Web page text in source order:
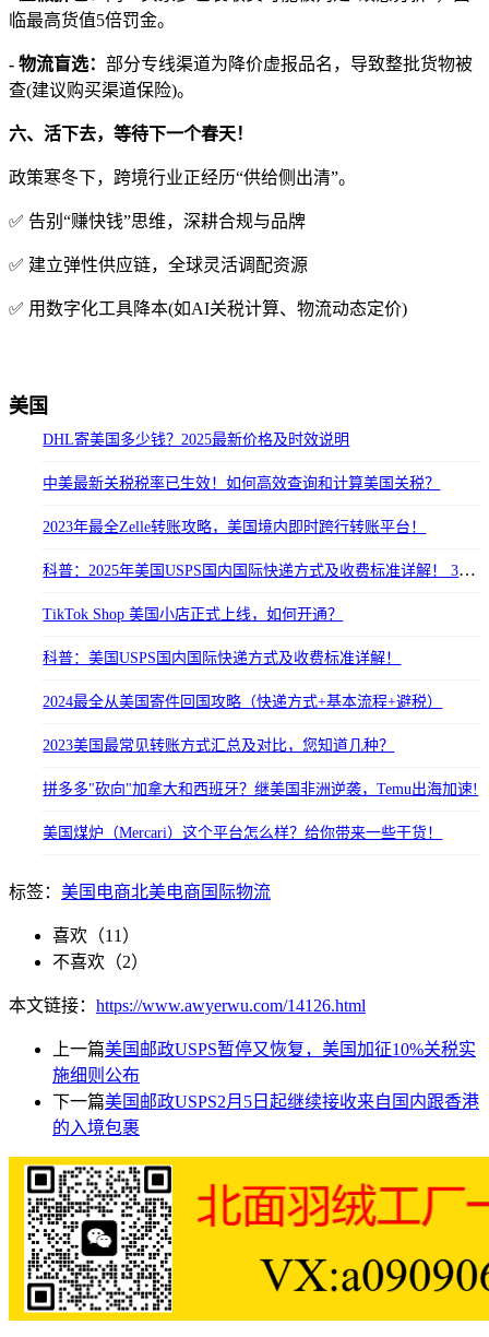
临最高货值5倍罚金。
- 物流盲选： 部分专线渠道为降价虚报品名，导致整批货物被
查(建议购买渠道保险)。
六、活下去，等待下一个春天！
政策寒冬下，跨境行业正经历“供给侧出清”。
✅ 告别“赚快钱”思维，深耕合规与品牌
✅ 建立弹性供应链，全球灵活调配资源
✅ 用数字化工具降本(如AI关税计算、物流动态定价)
美国
DHL寄美国多少钱？2025最新价格及时效说明
中美最新关税税率已生效！如何高效查询和计算美国关税？
2023年最全Zelle转账攻略，美国境内即时跨行转账平台！
科普：2025年美国USPS国内国际快递方式及收费标准详解！ 3000字告知你!
TikTok Shop 美国小店正式上线，如何开通？
科普：美国USPS国内国际快递方式及收费标准详解！
2024最全从美国寄件回国攻略（快递方式+基本流程+避税）
2023美国最常见转账方式汇总及对比，您知道几种？
拼多多"砍向"加拿大和西班牙？继美国非洲逆袭，Temu出海加速!
美国煤炉（Mercari）这个平台怎么样？给你带来一些干货！
标签： 美国电商北美电商 国际物流
喜欢（11 ）
不喜欢（2）
本文链接： https://www.awyerwu.com/14126.html
上一篇美国邮政USPS暂停又恢复，美国加征10%关税实
施细则公布
下一篇美国邮政USPS2月5日起继续接收来自国内跟香港
的入境包裹